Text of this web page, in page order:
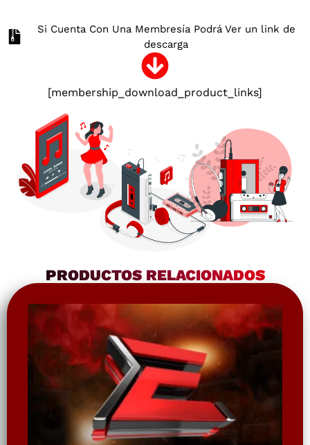
Si Cuenta Con Una Membresía Podrá Ver un link de
descarga
[membership_download_product_links]
PRODUCTOS RELACIONADOS